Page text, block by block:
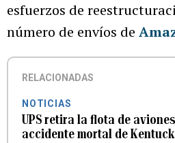
esfuerzos de
número de envíos de
RELACIONADAS
NOTICIAS
UPS retira la flota de
accidente mortal de